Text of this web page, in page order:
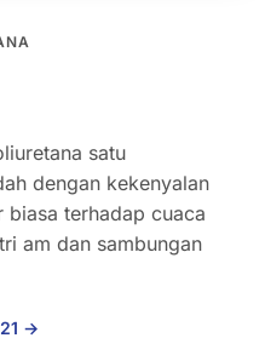
satu
dengan kekenyalan
terhadap cuaca
am dan sambungan
→